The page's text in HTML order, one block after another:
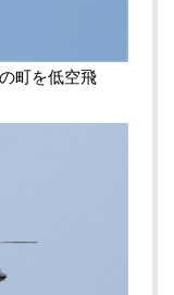
町を低空飛